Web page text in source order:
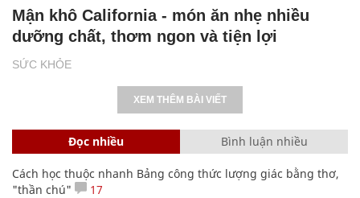
SỨC KHỎE
Mận khô California - món ăn nhẹ nhiều
dưỡng chất, thơm ngon và tiện lợi
XEM THÊM BÀI VIẾT
Đọc nhiều Bình luận nhiều
Cách học thuộc nhanh Bảng công thức lượng giác bằng thơ,
"thần chú"
17